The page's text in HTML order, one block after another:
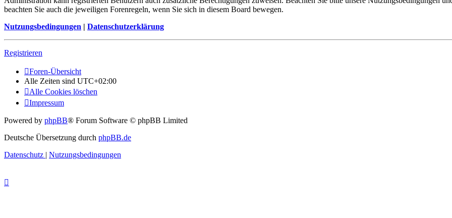
beachten Sie auch die jeweiligen Forenregeln, wenn Sie sich in diesem Board bewegen.
Nutzungsbedingungen | Datenschutzerklärung
Registrieren
Foren-Übersicht
Alle Zeiten sind UTC+02:00
Alle Cookies löschen
Impressum
Powered by phpBB® Forum Software © phpBB Limited
Deutsche Übersetzung durch phpBB.de
Datenschutz | Nutzungsbedingungen